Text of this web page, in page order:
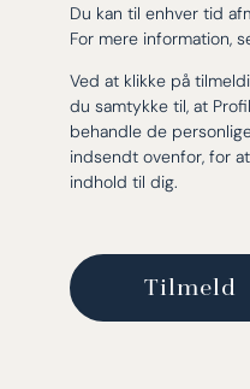
Du kan til enhver tid
For mere information,
Ved at klikke på
du samtykke til, at
behandle de
indsendt ovenfor, for
indhold til dig.